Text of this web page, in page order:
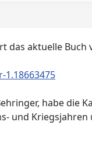
aktuelle
habe
und